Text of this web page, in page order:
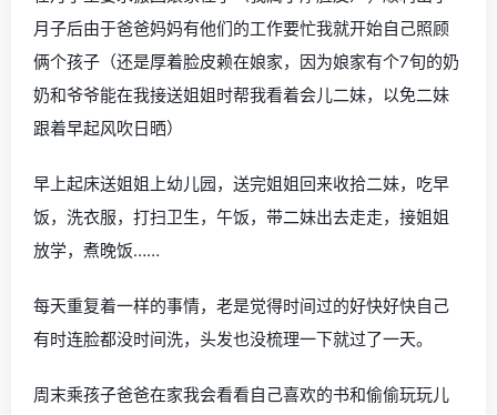
月子后由于爸爸妈妈有他们的工作要忙我就开始自己照顾
俩个孩子（还是厚着脸皮赖在娘家，因为娘家有个7旬的奶
奶和爷爷能在我接送姐姐时帮我看着会儿二妹，以免二妹
跟着早起风吹日晒）
早上起床送姐姐上幼儿园，送完姐姐回来收拾二妹，吃早
饭，洗衣服，打扫卫生，午饭，带二妹出去走走，接姐姐
放学，煮晚饭……
每天重复着一样的事情，老是觉得时间过的好快好快自己
有时连脸都没时间洗，头发也没梳理一下就过了一天。
周末乘孩子爸爸在家我会看看自己喜欢的书和偷偷玩玩儿